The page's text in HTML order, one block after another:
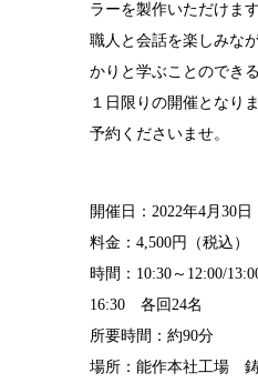
会社概要
SDGsへの取
り組み
錫リサイクル
採用情報
ラーを製作いただけます
職人と会話を楽しみな
かりと学ぶことのでき
１日限りの開催となり
予約くださいませ。
開催日：2022年4月30日
料金：4,500円（税込）
時間：10:30～12:00/
16:30 各回24名
所要時間：約90分
場所：能作本社工場